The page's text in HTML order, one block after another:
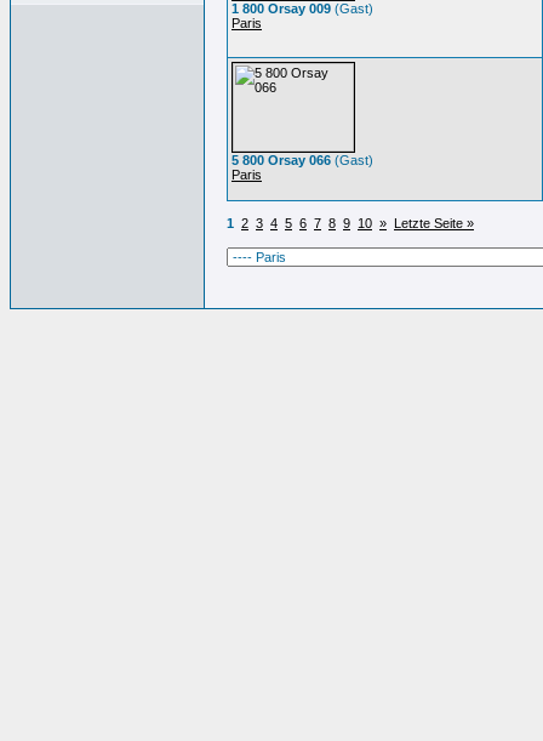
1 800 Orsay 009 (Gast)
Paris
5 800 Orsay 066 (Gast)
Paris
1 2 3 4 5 6 7 8 9 10 » Letzte Seite »